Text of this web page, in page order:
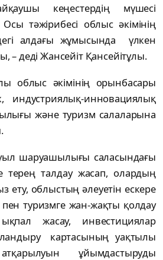
кеңестердің мүшесі
тәжірибесі облыс әкімінің
алдағы жұмысында үлкен
– деді Жансейіт Қансейітұлы.
облыс әкімінің орынбасары
индустриялық-инновациялық
және туризм салаларына
шаруашылығы саласындағы
терең талдау жасап, олардың
ету, облыстың әлеуетін ескере
пен туризмге жан-жақты қолдау
жасау, инвестициялар
картасының уақтылы
ұйымдастыруды